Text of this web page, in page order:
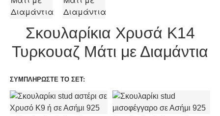
Σκουλαρίκια Χρυσά Κ14
Τυρκουαζ Μάτι με Διαμάντια
ΣΥΜΠΛΗΡΩΣΤΕ ΤΟ ΣΕΤ: